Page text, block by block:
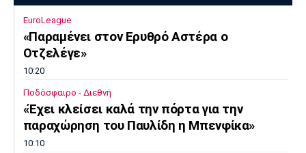
EuroLeague
«Παραμένει στον Ερυθρό Αστέρα ο
Οτζελέγε»
10:20
Ποδόσφαιρο - Διεθνή
«Έχει κλείσει καλά την πόρτα για την
παραχώρηση του Παυλίδη η Μπενφίκα»
10:10